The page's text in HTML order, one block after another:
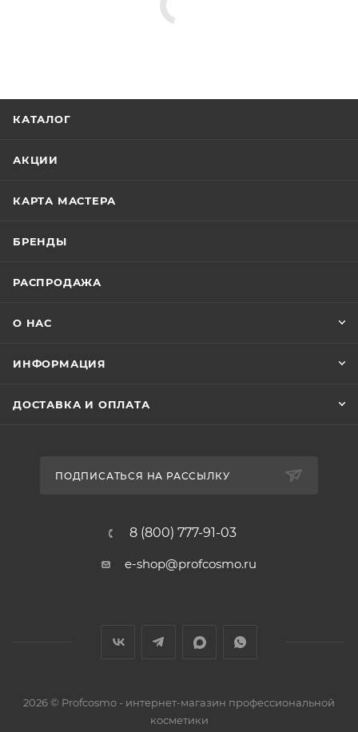
КАТАЛОГ
АКЦИИ
КАРТА МАСТЕРА
БРЕНДЫ
РАСПРОДАЖА
О НАС
ИНФОРМАЦИЯ
ДОСТАВКА И ОПЛАТА
ПОДПИСАТЬСЯ НА РАССЫЛКУ
8 (800) 777-91-03
e-shop@profcosmo.ru
2026© Profcosmo - интернет-магазин профессиональной
косметики